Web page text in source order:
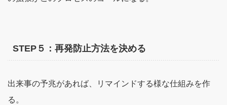
STEP５：再発防止方法を決める
出来事の予兆があれば、リマインドする様な仕組みを作
る。